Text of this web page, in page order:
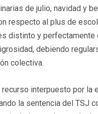
de julio, navidad y
respecto al plus de
distinto y perfectamente
debiendo
colectiva.
recurso interpuesto por la
la sentencia del TSJ